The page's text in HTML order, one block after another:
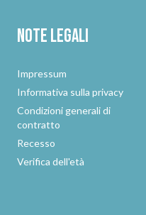
Note legali
Impressum
Informativa sulla privacy
Condizioni generali di
contratto
Recesso
Verifica dell'età